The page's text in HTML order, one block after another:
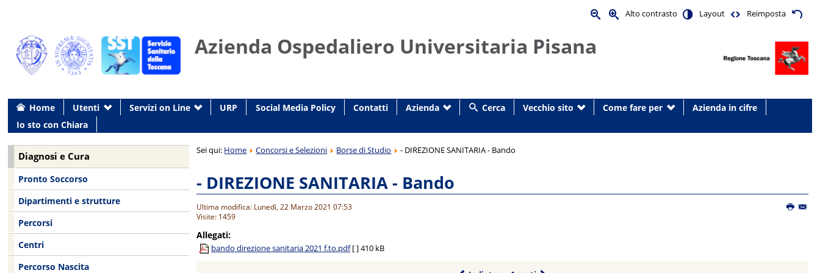
Alto contrasto Layout Reimposta
Azienda Ospedaliero Universitaria Pisana
Home Utenti Servizi on Line URP Social Media Policy Contatti Azienda Cerca Vecchio sito Come fare per
Azienda in cifre
Io sto con Chiara
Sei qui: Home Concorsi e Selezioni Borse di Studio - DIREZIONE SANITARIA - Bando
- DIREZIONE SANITARIA - Bando
Ultima modifica: Lunedì, 22 Marzo 2021 07:53
Visite: 1459
Allegati:
bando direzione sanitaria 2021 f.to.pdf [ ]410 kB
Diagnosi e Cura
Pronto Soccorso
Dipartimenti e strutture
Percorsi
Centri
Percorso Nascita